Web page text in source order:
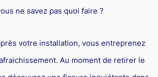
ne savez pas quoi faire ?
votre installation, vous entreprenez
Au moment de retirer le